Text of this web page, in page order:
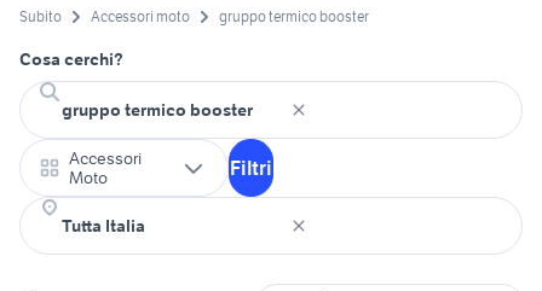
Subito Accessori moto gruppo termico booster
Cosa cerchi?
Accessori
Moto
Filtri